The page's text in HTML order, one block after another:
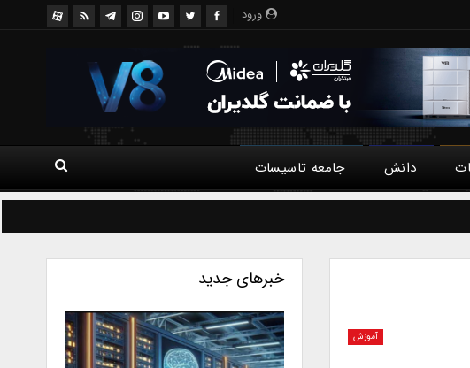
ورود
دانش جامعه تاسیسات
آموزش
خبرهای جدید